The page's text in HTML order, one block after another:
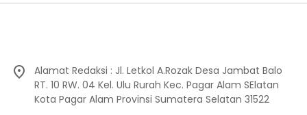
Alamat Redaksi : Jl. Letkol A.Rozak Desa Jambat Balo
RT. 10 RW. 04 Kel. Ulu Rurah Kec. Pagar Alam SElatan
Kota Pagar Alam Provinsi Sumatera Selatan 31522